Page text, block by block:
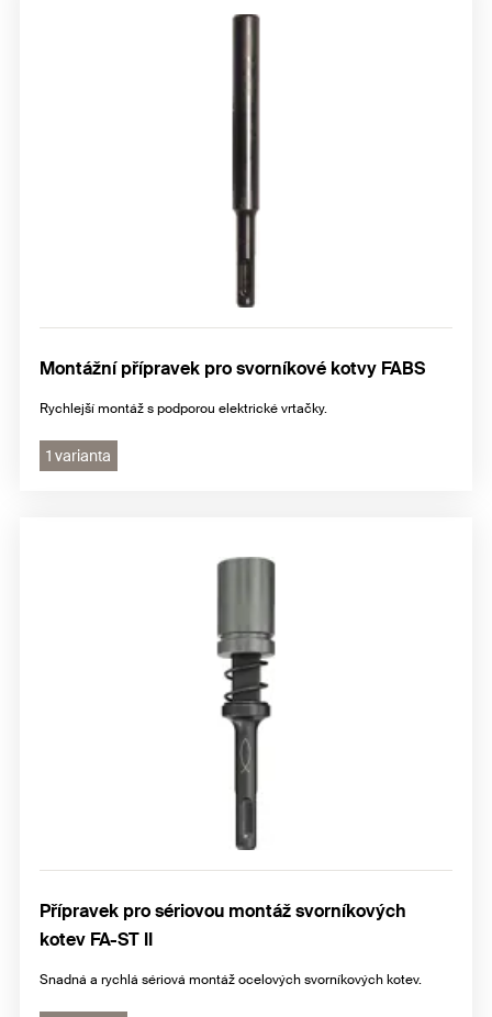
Montážní přípravek pro svorníkové kotvy FABS
Rychlejší montáž s podporou elektrické vrtačky.
1 varianta
Přípravek pro sériovou montáž svorníkových
kotev FA-ST II
Snadná a rychlá sériová montáž ocelových svorníkových kotev.